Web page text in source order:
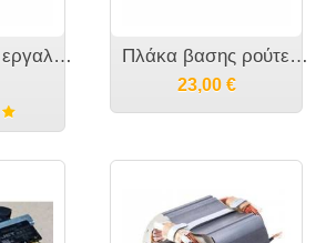
Καρβουνάκια εργαλείου MAKITA - CB-203 - 191953-5 Πλάκα βασης ρούτερ MAKITA 3612C - 413063-1
23,00 €